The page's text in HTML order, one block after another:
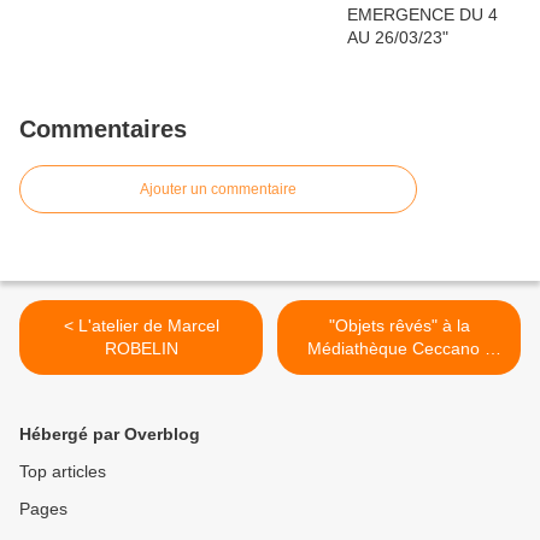
Commentaires
Ajouter un commentaire
< L'atelier de Marcel
ROBELIN
"Objets rêvés" à la
Médiathèque Ceccano -
Avignon >
Hébergé par Overblog
Top articles
Pages